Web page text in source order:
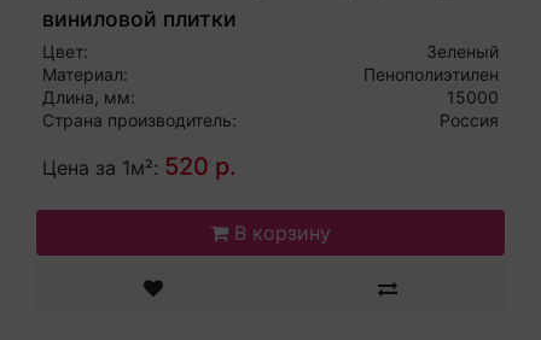
виниловой плитки
Цвет:
Зеленый
Материал:
Пенополиэтилен
Длина, мм:
15000
Страна производитель:
Россия
Цена за 1м²: 520 р.
В корзину